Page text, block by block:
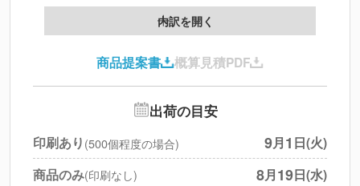
製版代
印刷代
北海道・沖縄・離島 別途
円
※上記小計は税別です
内訳を開く
商品提案書 概算見積PDF
出荷の目安
印刷あり (500個程度の場合) 9月1 日(火)
商品のみ(印刷なし) 8月19日(水)